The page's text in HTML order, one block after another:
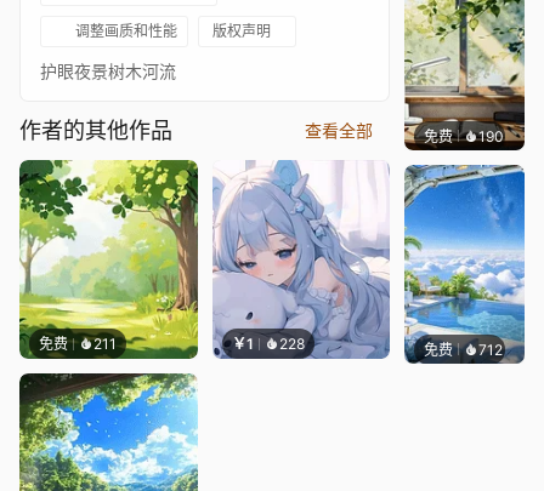
调整画质和性能 版权声明
护眼夜景树木河流
作者的其他作品 查看全部
免费 211 ￥1 228
免费 190渔小小
免费 712豆子